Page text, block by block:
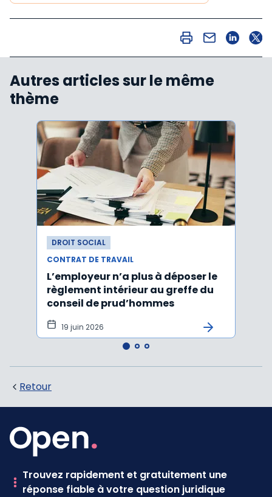
Autres articles sur le même
thème
DROIT SOCIAL
CONTRAT DE TRAVAIL
L’employeur n’a plus à déposer le
règlement intérieur au greffe du
conseil de prud’hommes
19 juin 2026
Retour
Trouvez rapidement et gratuitement une
réponse fiable à votre question juridique